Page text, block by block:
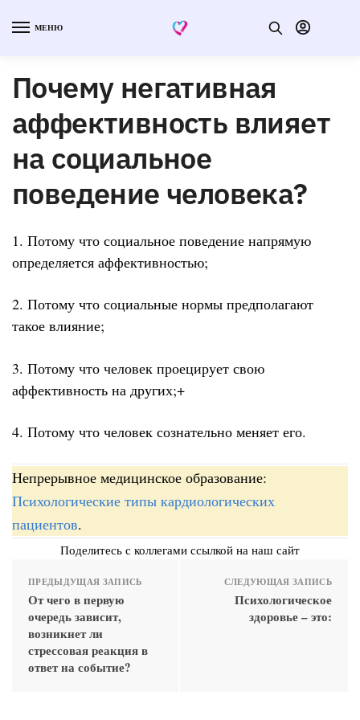
МЕНЮ
Почему негативная
аффективность влияет
на социальное
поведение человека?
1. Потому что социальное поведение напрямую
определяется аффективностью;
2. Потому что социальные нормы предполагают
такое влияние;
3. Потому что человек проецирует свою
аффективность на других;+
4. Потому что человек сознательно меняет его.
Непрерывное медицинское образование:
Психологические типы кардиологических
пациентов.
Поделитесь с коллегами ссылкой на наш сайт
ПРЕДЫДУЩАЯ ЗАПИСЬ
От чего в первую
очередь зависит,
возникнет ли
стрессовая реакция в
ответ на событие?
СЛЕДУЮЩАЯ ЗАПИСЬ
Психологическое
здоровье – это: